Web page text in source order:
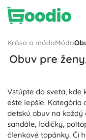
Krása a módaMóda
Obuv pre
Vstúpte do sveta, kde
ešte lepšie. Kategória
detskú obuv na každý
sandále, lodičky,
členkové topánky. Či